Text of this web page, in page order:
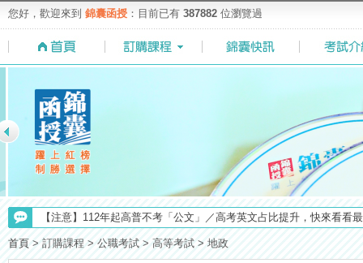
您好，歡迎來到 錦囊函授 ：目前已有 387882 位瀏覽過
【上榜生獎學金計畫】恭賀金榜！上榜生獎學金申請辦法與表格下
【注意】112年起高普不考「公文」／高考英文占比提升，快來看看
【求職秘技＼(￣O￣)】你對國營事業了解多少呢? 必考國事業的6
首頁 > 訂購課程 > 公職考試 > 高等考試 > 地政